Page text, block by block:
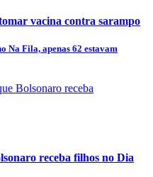
vacina contra sarampo
Na Fila, apenas 62 estavam
receba filhos no Dia